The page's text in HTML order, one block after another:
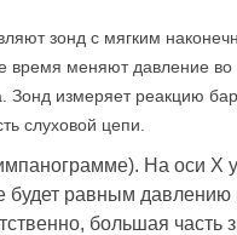
зонд с мягким
время меняют давление
Зонд измеряет реакцию
слуховой цепи.
На оси X
будет равным
большая часть